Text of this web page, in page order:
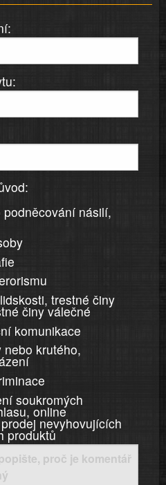
násilí,
trestné činy
činy válečné
komunikace
nebo krutého,
soukromých
online
nevyhovujících
produktů